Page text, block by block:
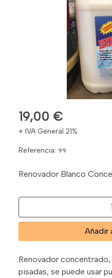
19,00 €
+ IVA General 21%
Referencia: 99
Renovador Blanco
Añadir
Renovador concentrado,
pisadas, se puede usar